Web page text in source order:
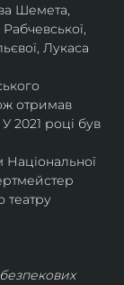
Шемета,
Лукаса
отримав
2021 році був
театру